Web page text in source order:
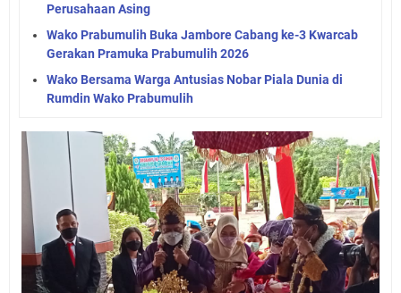
Perusahaan Asing
Wako Prabumulih Buka Jambore Cabang ke-3 Kwarcab
Gerakan Pramuka Prabumulih 2026
Wako Bersama Warga Antusias Nobar Piala Dunia di
Rumdin Wako Prabumulih